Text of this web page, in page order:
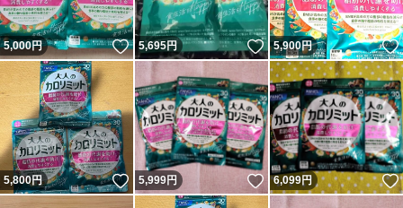
5,000円 いいね！
5,695円 いいね！
5,900円
5,800円 いいね！
5,999円 いいね！
6,099円